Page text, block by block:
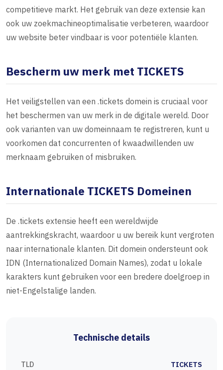
competitieve markt. Het gebruik van deze extensie kan
ook uw zoekmachineoptimalisatie verbeteren, waardoor
uw website beter vindbaar is voor potentiële klanten.
Bescherm uw merk met TICKETS
Het veiligstellen van een .tickets domein is cruciaal voor
het beschermen van uw merk in de digitale wereld. Door
ook varianten van uw domeinnaam te registreren, kunt u
voorkomen dat concurrenten of kwaadwillenden uw
merknaam gebruiken of misbruiken.
Internationale TICKETS Domeinen
De .tickets extensie heeft een wereldwijde
aantrekkingskracht, waardoor u uw bereik kunt vergroten
naar internationale klanten. Dit domein ondersteunt ook
IDN (Internationalized Domain Names), zodat u lokale
karakters kunt gebruiken voor een bredere doelgroep in
niet-Engelstalige landen.
Technische details
TLD TICKETS